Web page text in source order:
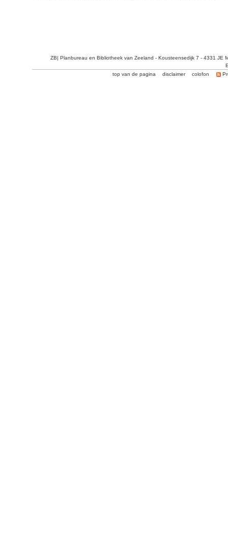
ZB| Planbureau en Bibliotheek van Zeeland - Kousteensedijk 7 - 4331 JE
top van de pagina
disclaimer colofon